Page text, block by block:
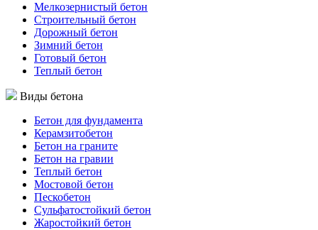
Мелкозернистый бетон
Строительный бетон
Дорожный бетон
Зимний бетон
Готовый бетон
Теплый бетон
Виды бетона
Бетон для фундамента
Керамзитобетон
Бетон на граните
Бетон на гравии
Теплый бетон
Мостовой бетон
Пескобетон
Сульфатостойкий бетон
Жаростойкий бетон